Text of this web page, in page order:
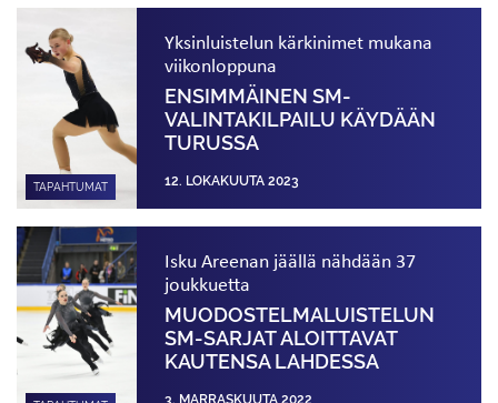
TAPAHTUMAT
Yksinluistelun kärkinimet mukana
viikonloppuna
ENSIMMÄINEN SM-
VALINTAKILPAILU KÄYDÄÄN
TURUSSA
12. LOKAKUUTA 2023
Isku Areenan jäällä nähdään 37
joukkuetta
MUODOSTELMA­LUISTELUN
SM-SARJAT ALOITTAVAT
KAUTENSA LAHDESSA
3. MARRASKUUTA 2022